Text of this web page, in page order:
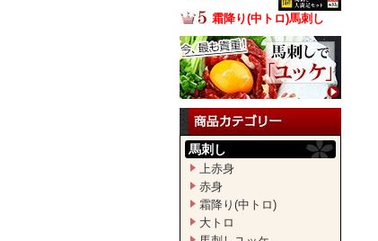
霜降り(中トロ)馬刺し
馬刺し
上赤身
赤身
霜降り(中トロ)
大トロ